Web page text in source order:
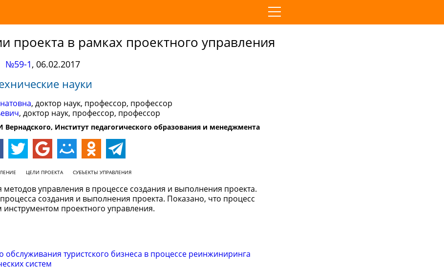
проекта в рамках проектного управления
№59-1, 06.02.2017
науки
, доктор наук, профессор, профессор
, доктор наук, профессор, профессор
Институт педагогического образования и менеджмента
ЦЕЛИ ПРОЕКТА СУБЪЕКТЫ УПРАВЛЕНИЯ
методов управления в процессе создания и выполнения проекта.
создания и выполнения проекта. Показано, что процесс
проектного управления.
туристского бизнеса в процессе реинжиниринга
систем